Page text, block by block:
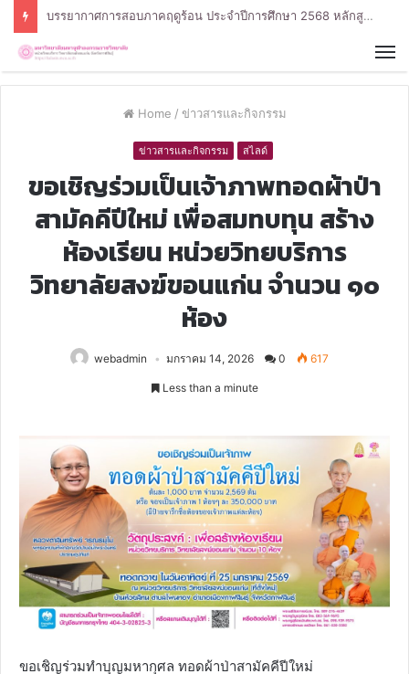
บรรยากาศการสอบภาคฤดูร้อน ประจำปีการศึกษา 2568 หลักสูตรรัฐศาสตรบัณฑิต สาขาวิชารัฐศาสตร์
Home / ข่าวสารและกิจกรรม
ข่าวสารและกิจกรรม สไลด์
ขอเชิญร่วมเป็นเจ้าภาพทอดผ้าป่า
สามัคคีปีใหม่ เพื่อสมทบทุน สร้าง
ห้องเรียน หน่วยวิทยบริการ
วิทยาลัยสงฆ์ขอนแก่น จำนวน ๑๐
ห้อง
webadmin มกราคม 14, 2026 0 617
Less than a minute
ขอเชิญร่วมทำบุญมหากุศล ทอดผ้าป่าสามัคคีปีใหม่